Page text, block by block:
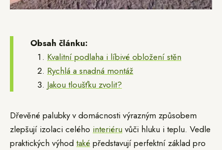
Obsah článku:
Kvalitní podlaha i líbivé obložení stěn
Rychlá a snadná montáž
Jakou tloušťku zvolit?
Dřevěné palubky v domácnosti výrazným způsobem
zlepšují izolaci celého interiéru vůči hluku i teplu. Vedle
praktických výhod také představují perfektní základ pro